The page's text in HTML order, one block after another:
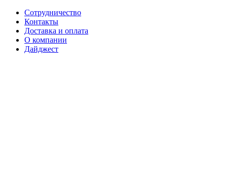
Сотрудничество
Контакты
Доставка и оплата
О компании
Дайджест